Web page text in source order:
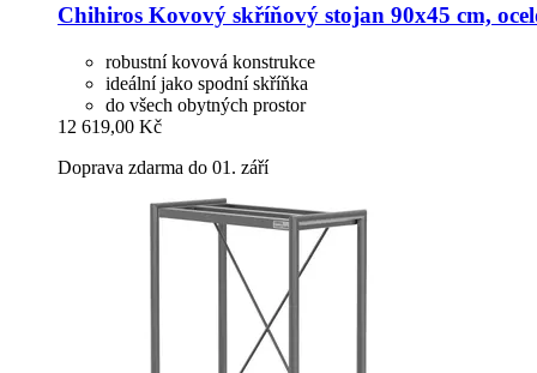
Chihiros Kovový skříňový stojan 90x45 cm,
robustní kovová konstrukce
ideální jako spodní skříňka
do všech obytných prostor
12 619,00 Kč
Doprava zdarma do 01. září